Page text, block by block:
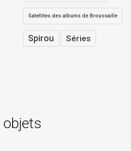
Satellites des albums de Broussaille
Spirou Séries
objets